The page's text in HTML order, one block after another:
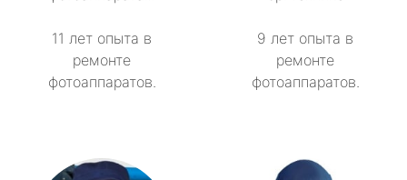
11 лет опыта в
ремонте
фотоаппаратов.
9 лет опыта в
ремонте
фотоаппаратов.